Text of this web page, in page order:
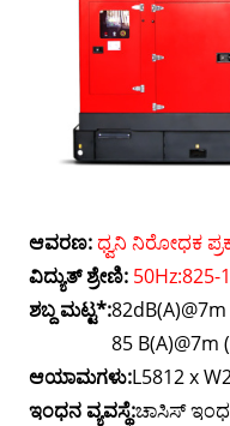
ಆವರಣ: ಧ್ವನಿ ನಿರೋಧಕ
ವಿದ್ಯುತ್ ಶ್ರೇಣಿ: 50Hz:825-
ಶಬ್ದ ಮಟ್ಟ*:
85
ಆಯಾಮಗಳು:L5812 x
ಇಂಧನ ವ್ಯವಸ್ಥೆ:ಚಾಸಿಸ್